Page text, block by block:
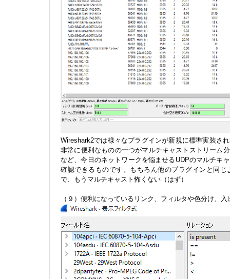
Wireshark2では様々なプラグインが新規に標準実装さ
非常に便利なものの一つがマルチキャストストリーム
など、今日のネットワークを悩ませるUDPのマルチキ
確認できるものです。もちろん他のプラグインと同
で、もうマルチキャスト怖くない（はず）
（９）便利になっているリンク、フィルタや色分け、入